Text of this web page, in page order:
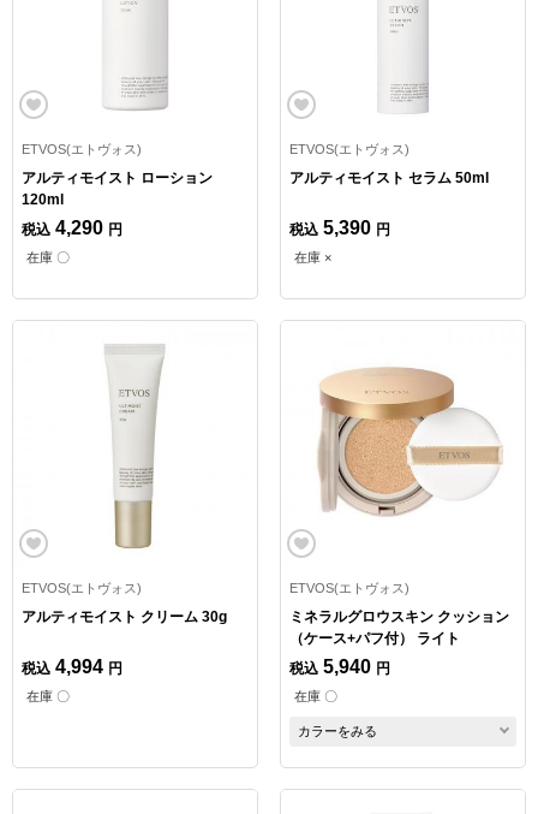
ETVOS(エトヴォス)
アルティモイスト ローション
120ml
税込 4,290 円
在庫 〇
ETVOS(エトヴォス)
アルティモイスト セラム 50ml
税込 5,390 円
在庫 ×
ETVOS(エトヴォス)
アルティモイスト クリーム 30g
税込 4,994 円
在庫 〇
ETVOS(エトヴォス)
ミネラルグロウスキン クッション
（ケース+パフ付） ライト
税込 5,940 円
在庫 〇
カラーをみる